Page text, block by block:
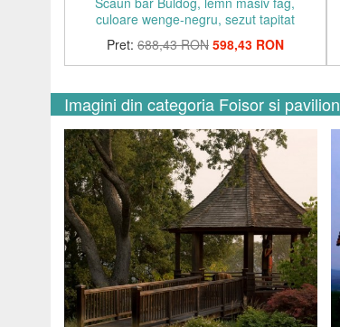
culoare wenge-negru, sezut tapitat
Pret: 688,43 RON 598,43 RON
Imagini din categoria Foisor si pavilion